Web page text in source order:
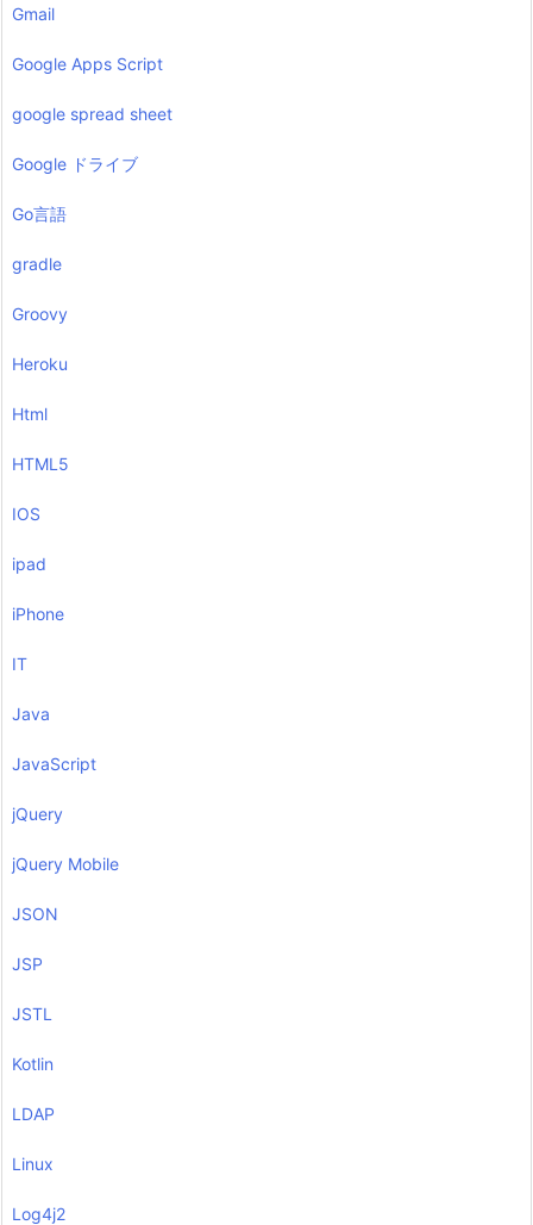
Gmail
Google Apps Script
google spread sheet
Google ドライブ
Go言語
gradle
Groovy
Heroku
Html
HTML5
IOS
ipad
iPhone
IT
Java
JavaScript
jQuery
jQuery Mobile
JSON
JSP
JSTL
Kotlin
LDAP
Linux
Log4j2